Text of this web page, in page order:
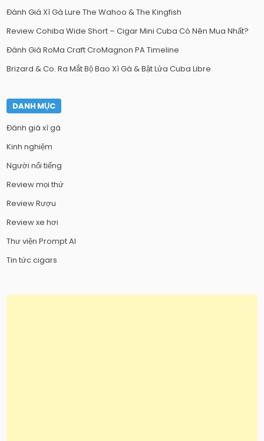
Đánh Giá Xì Gà Lure The Wahoo & The Kingfish
Review Cohiba Wide Short – Cigar Mini Cuba Có Nên Mua Nhất?
Đánh Giá RoMa Craft CroMagnon PA Timeline
Brizard & Co. Ra Mắt Bộ Bao Xì Gà & Bật Lửa Cuba Libre
DANH MỤC
Đánh giá xì gà
Kinh nghiệm
Người nổi tiếng
Review mọi thứ
Review Rượu
Review xe hơi
Thư viện Prompt AI
Tin tức cigars